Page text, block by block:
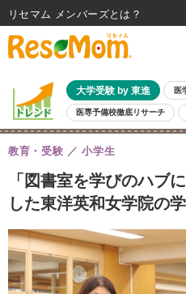
大学受験 by 東進 医
医専予備校徹底リサーチ
親子で考える大学選び 高校受験
共通テスト 夏休み
8月開催イベント・WS 全国公立高校 過
自由研究教材（小学生向け） 自由研究
「図書室を学びのハブ
した東洋英和女学院の
教育・受験 小学生
リセマム メンバーズ